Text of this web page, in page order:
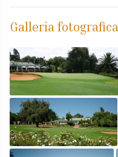
Galleria fotografica